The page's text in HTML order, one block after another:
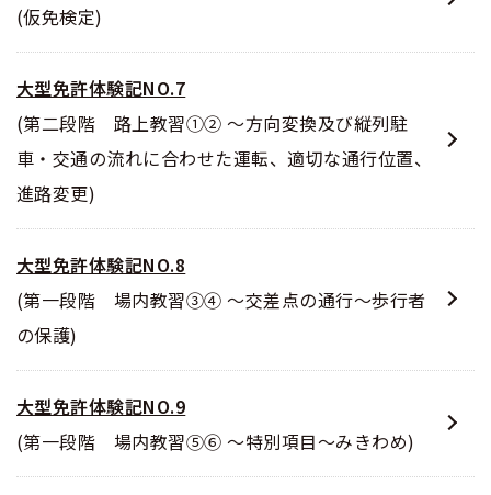
(仮免検定)
大型免許体験記NO.7
(第二段階 路上教習①② ～方向変換及び縦列駐
車・交通の流れに合わせた運転、適切な通行位置、
進路変更)
大型免許体験記NO.8
(第一段階 場内教習③④ ～交差点の通行～歩行者
の保護)
大型免許体験記NO.9
(第一段階 場内教習⑤⑥ ～特別項目～みきわめ)